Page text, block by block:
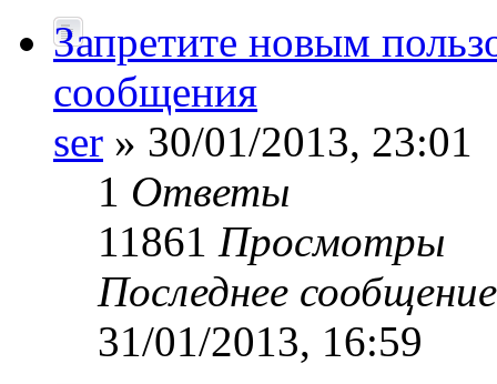
Запретите новым
сообщения
ser » 30/01/2013, 23:01
1 Ответы
11861 Просмотры
Последнее
31/01/2013, 16:59